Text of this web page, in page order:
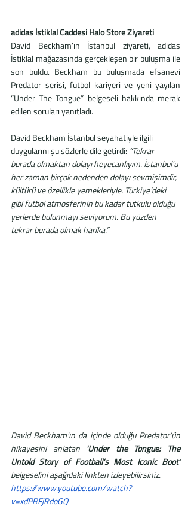
adidas İstiklal Caddesi Halo Store Ziyareti
David Beckham’ın İstanbul ziyareti, adidas
İstiklal mağazasında gerçekleşen bir buluşma ile
son buldu. Beckham bu buluşmada efsanevi
Predator serisi, futbol kariyeri ve yeni yayılan
“Under The Tongue” belgeseli hakkında merak
edilen soruları yanıtladı.
David Beckham İstanbul seyahatiyle ilgili
duygularını şu sözlerle dile getirdi: “Tekrar
burada olmaktan dolayı heyecanlıyım. İstanbul'u
her zaman birçok nedenden dolayı sevmişimdir,
kültürü ve özellikle yemekleriyle. Türkiye’deki
gibi futbol atmosferinin bu kadar tutkulu olduğu
yerlerde bulunmayı seviyorum. Bu yüzden
tekrar burada olmak harika.”
David Beckham'ın da içinde olduğu Predator’ün
hikayesini anlatan 'Under the Tongue: The
Untold Story of Football’s Most Iconic Boot’
belgeselini aşağıdaki linkten izleyebilirsiniz.
https://www.youtube.com/watch?
v=xdPRFjRdoGQ